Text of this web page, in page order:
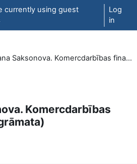
currently using guest
Log
in
Svetlana Saksonova. Komercdarbības finansēšana (e-grāmata)
Komercdarbības